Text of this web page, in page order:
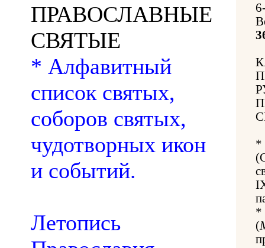
ПРАВОСЛАВНЫЕ
СВЯТЫЕ
* Алфавитный
список святых,
соборов святых,
чудотворных икон
и событий.
Летопись
*
*
(